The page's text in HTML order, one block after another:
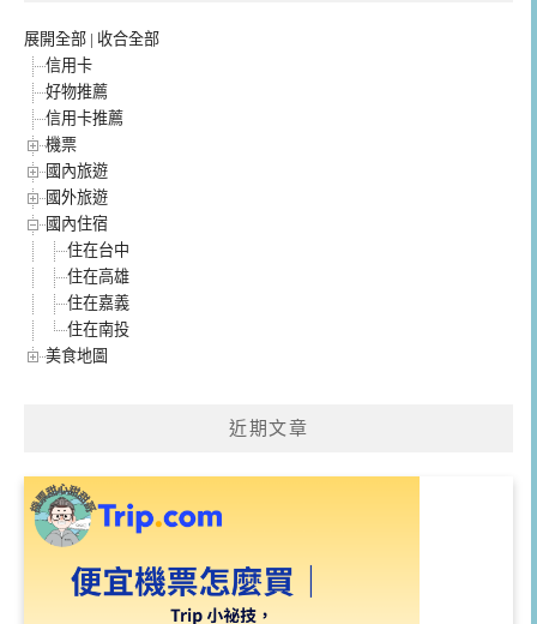
展開全部 | 收合全部
信用卡
好物推薦
信用卡推薦
機票
國內旅遊
國外旅遊
國內住宿
住在台中
住在高雄
住在嘉義
住在南投
美食地圖
近期文章